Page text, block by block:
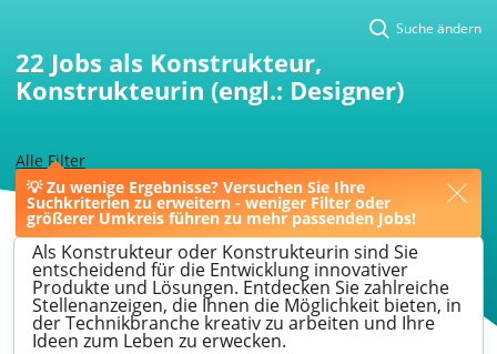
💡 Zu wenige Ergebnisse? Versuchen Sie Ihre
Suchkriterien zu erweitern - weniger Filter oder
größerer Umkreis führen zu mehr passenden Jobs!
Alle Filter
Suche ändern
22 Jobs als Konstrukteur,
Konstrukteurin (engl.: Designer)
> Augsburg > Konstrukteur
Als Konstrukteur oder Konstrukteurin sind Sie
entscheidend für die Entwicklung innovativer
Produkte und Lösungen. Entdecken Sie zahlreiche
Stellenanzeigen, die Ihnen die Möglichkeit bieten, in
der Technikbranche kreativ zu arbeiten und Ihre
Ideen zum Leben zu erwecken.